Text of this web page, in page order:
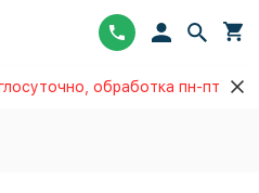
обработка пн-пт